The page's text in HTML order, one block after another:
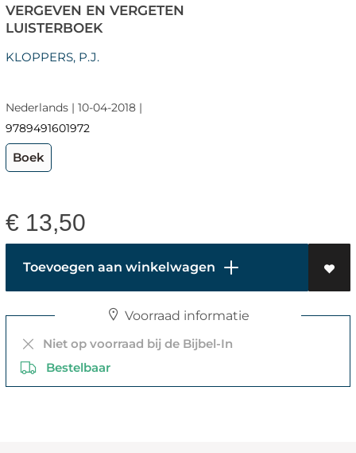
VERGEVEN EN VERGETEN
LUISTERBOEK
KLOPPERS, P.J.
Nederlands | 10-04-2018 |
9789491601972
Boek
€ 13,50
Toevoegen aan winkelwagen
Voorraad informatie
Niet op voorraad bij de Bijbel-In
Bestelbaar